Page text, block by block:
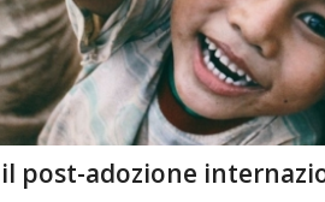
post-adozione